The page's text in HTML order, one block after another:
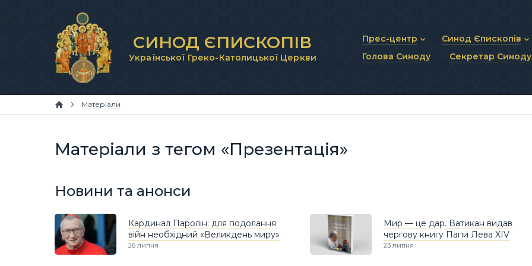
СИНОД ЄПИСКОПІВ
Української Греко-Католицької Церкви
Прес-центр
Новини та анонси
Синод Єпископів
Статут Синоду
Синодальні органи
Голова Синоду Секретар Синоду
Матеріали
Матеріали з тегом «Презентація»
Новини та анонси
Кардинал Паролін: для подолання
війн необхідний «Великдень миру»
26 липня
Мир — це дар. Ватикан видав
чергову книгу Папи Лева XIV
23 липня